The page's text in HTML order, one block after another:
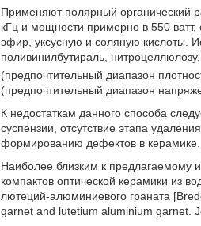
Применяют полярный органический
кГц и мощности примерно в 550
эфир, уксусную и соляную кислоты.
поливинилбутираль,
(предпочтительный диапазон
(предпочтительный диапазон
К недостаткам данного способа
суспензии, отсутствие этапа
формированию дефектов в керамике.
Наиболее близким к предлагаемому
компактов оптической керамики из
лютеций-алюминиевого граната
garnet and lutetium aluminium garnet.